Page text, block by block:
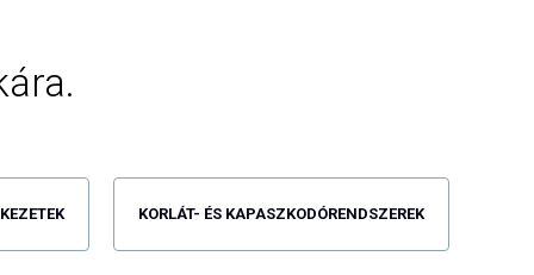
KORLÁT- ÉS KAPASZKODÓRENDSZEREK